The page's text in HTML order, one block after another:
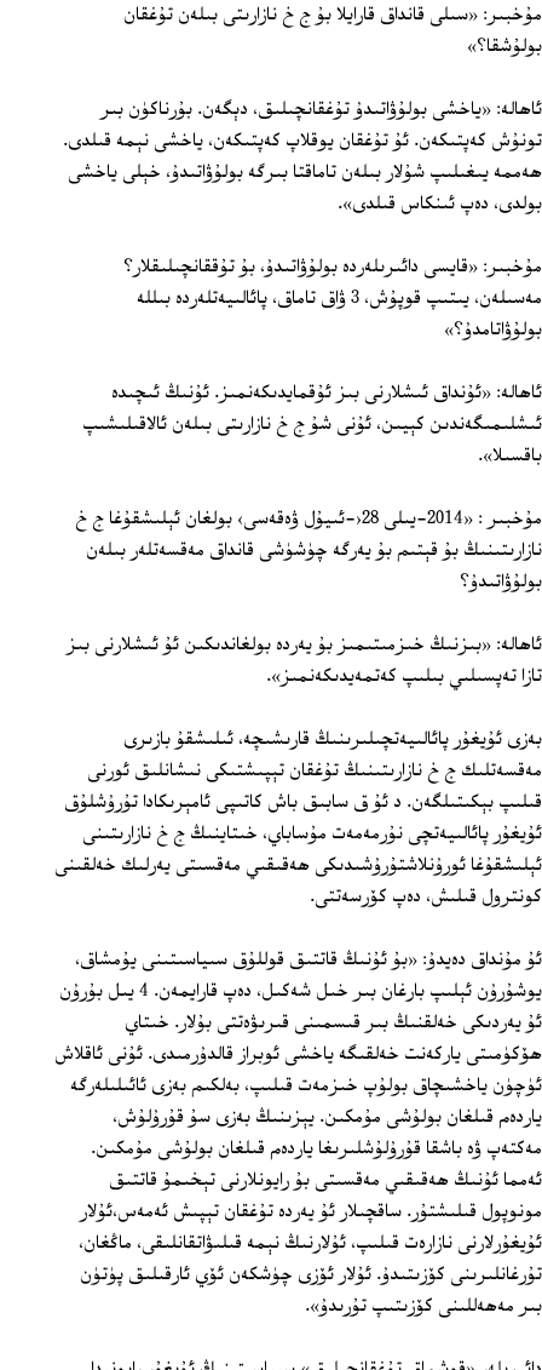
مۇخبىر: «سىلى قانداق قارايلا بۇ ج خ نازارىتى بىلەن تۇغقان
بولۇشقا؟»
ئاھالە: «ياخشى بولۇۋاتىدۇ تۇغقانچىلىق، دېگەن. بۇرناكۈن بىر
تونۇش كەپتىكەن. ئۇ تۇغقان يوقلاپ كەپتىكەن، ياخشى نېمە قىلدى.
ھەممە يىغىلىپ شۇلار بىلەن تاماقتا بىرگە بولۇۋاتىدۇ، خېلى ياخشى
بولدى، دەپ ئىنكاس قىلدى».
مۇخبىر: «قايسى دائىرىلەردە بولۇۋاتىدۇ، بۇ تۇققانچىلىقلار؟
مەسىلەن، يىتىپ قوپۇش، 3 ۋاق تاماق، پائالىيەتلەردە بىللە
بولۇۋاتامدۇ؟»
ئاھالە: «ئۇنداق ئىشلارنى بىز ئۇقمايدىكەنمىز. ئۇنىڭ ئىچىدە
ئىشلىمىگەندىن كېيىن، ئۇنى شۇ ج خ نازارىتى بىلەن ئالاقىلىشىپ
باقسىلا».
مۇخبىر : «2014-يىلى 28‹‏-ئىيۇل ۋەقەسى› بولغان ‏ئېلىشقۇغا ج خ
نازارىتىنىڭ بۇ قېتىم بۇ يەرگە چۈشۈشى قانداق مەقسەتلەر بىلەن
بولۇۋاتىدۇ؟
ئاھالە: «بىزنىڭ خىزمىتىمىز بۇ يەردە بولغاندىكىن ئۇ ئىشلارنى بىز
تازا تەپسىلىي بىلىپ كەتمەيدىكەنمىز».
بەزى ئۇيغۇر پائالىيەتچىلىرىنىڭ قارىشىچە، ئىلىشقۇ بازىرى
مەقسەتلىك ج خ نازارىتىنىڭ تۇغقان تېپىشتىكى نىشانلىق ئورنى
قىلىپ بېكىتىلگەن. د ئۇ ق سابىق باش كاتىپى ئامېرىكادا تۇرۇشلۇق
ئۇيغۇر پائالىيەتچى نۇرمەمەت مۇساباي، خىتاينىڭ ج خ نازارىتىنى
ئېلىشقۇغا ئورۇنلاشتۇرۇشىدىكى ھەقىقىي مەقسىتى يەرلىك خەلقىنى
كونترول قىلىش، دەپ كۆرسەتتى.
ئۇ مۇنداق دەيدۇ: «بۇ ئۇنىڭ قاتتىق قوللۇق سىياسىتىنى يۇمشاق،
يوشۇرۇن ئېلىپ بارغان بىر خىل شەكىل، دەپ قارايمەن. 4 يىل بۇرۇن
ئۇ يەردىكى خەلقنىڭ بىر قىسمىنى قىرىۋەتتى بۇلار. خىتاي
ھۆكۈمىتى ياركەنت خەلقىگە ياخشى ئوبراز قالدۇرمىدى. ئۇنى ئاقلاش
ئۈچۈن ياخشىچاق بولۇپ خىزمەت قىلىپ، بەلكىم بەزى ئائىلىلەرگە
ياردەم قىلغان بولۇشى مۇمكىن. يېزىنىڭ بەزى سۇ قۇرۇلۇش،
مەكتەپ ۋە باشقا قۇرۇلۇشلىرىغا ياردەم قىلغان بولۇشى مۇمكىن.
ئەمما ئۇنىڭ ھەقىقىي مەقسىتى بۇ رايونلارنى تېخىمۇ قاتتىق
مونوپول قىلىشتۇر. ساقچىلار ئۇ يەردە تۇغقان تېپىش ئەمەس،ئۇلار
ئۇيغۇرلارنى نازارەت قىلىپ، ئۇلارنىڭ نېمە قىلىۋاتقانلىقى، ماڭغان،
تۇرغانلىرىنى كۆزىتىدۇ. ئۇلار ئۆزى چۈشكەن ئۆي ئارقىلىق پۈتۈن
بىر مەھەللىنى كۆزىتىپ تۇرىدۇ».